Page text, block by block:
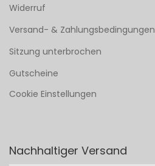
Widerruf
Versand- & Zahlungsbedingungen
Sitzung unterbrochen
Gutscheine
Cookie Einstellungen
Nachhaltiger Versand